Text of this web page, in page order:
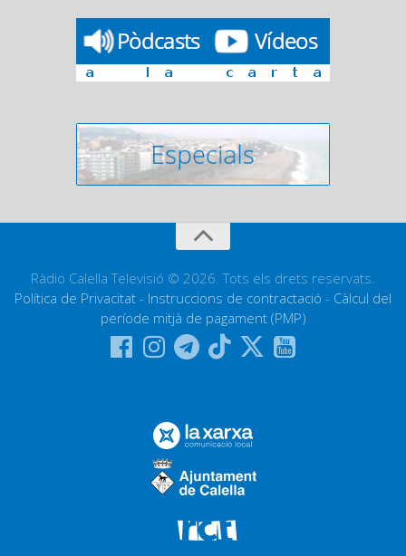
Ràdio Calella Televisió © 2026. Tots els drets reservats.
Política de Privacitat - Instruccions de contractació - Càlcul del
període mitjà de pagament (PMP)